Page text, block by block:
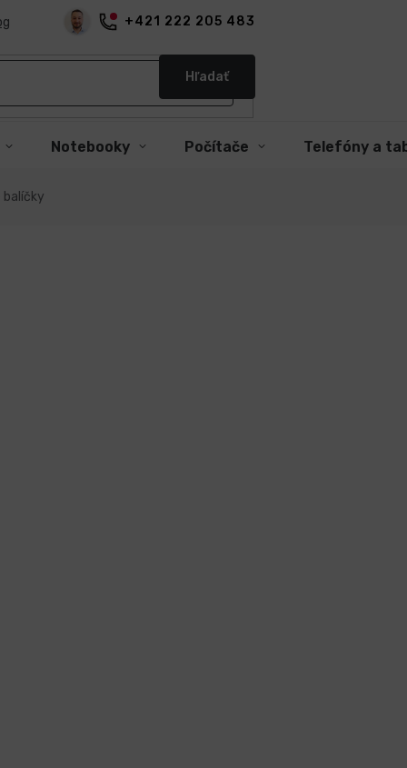
+421 222 205 483
Hľadať
Notebooky Počítače Telefóny a
balíčky